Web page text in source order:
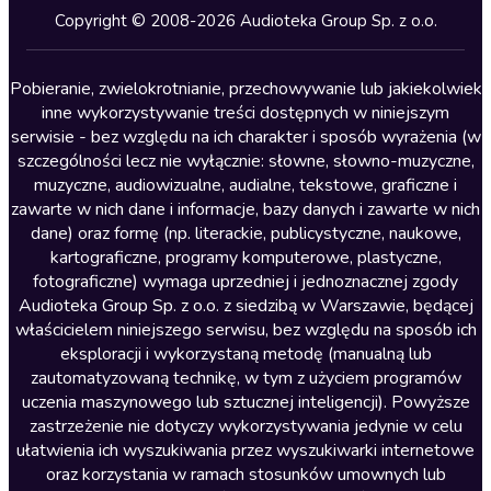
Kryminały
Lektury szkolne
Literatura anglojęzyczna
Literatura faktu
Literatura obyczajowa
Literatura piękna obca
Literatura piękna polska
Nagrania relaksacyjne
Nauka języków
Nauki humanistyczne
Podcasty i audycje
Polityka
Prasa
Copyright © 2008-2026 Audioteka Group Sp. z o.o.
Pobieranie, zwielokrotnianie, przechowywanie lub jakiekolwiek
inne wykorzystywanie treści dostępnych w niniejszym
serwisie - bez względu na ich charakter i sposób wyrażenia (w
szczególności lecz nie wyłącznie: słowne, słowno-muzyczne,
muzyczne, audiowizualne, audialne, tekstowe, graficzne i
zawarte w nich dane i informacje, bazy danych i zawarte w nich
dane) oraz formę (np. literackie, publicystyczne, naukowe,
kartograficzne, programy komputerowe, plastyczne,
fotograficzne) wymaga uprzedniej i jednoznacznej zgody
Audioteka Group Sp. z o.o. z siedzibą w Warszawie, będącej
właścicielem niniejszego serwisu, bez względu na sposób ich
eksploracji i wykorzystaną metodę (manualną lub
zautomatyzowaną technikę, w tym z użyciem programów
uczenia maszynowego lub sztucznej inteligencji). Powyższe
zastrzeżenie nie dotyczy wykorzystywania jedynie w celu
ułatwienia ich wyszukiwania przez wyszukiwarki internetowe
oraz korzystania w ramach stosunków umownych lub